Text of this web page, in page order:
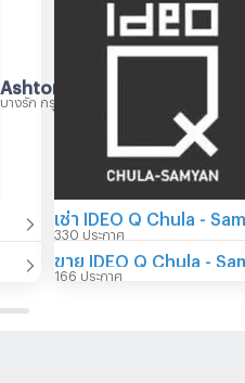
Ashton Chula - Silom
บางรัก กรุงเทพมหานคร
เช่า IDEO Q Chula -
330 ประกาศ
ขาย IDEO Q Chula -
166 ประกาศ